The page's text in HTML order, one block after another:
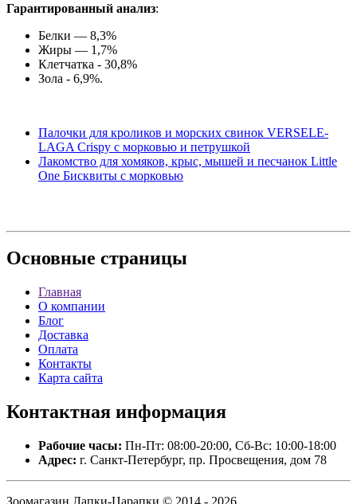
Гарантированный анализ:
Белки — 8,3%
Жиры — 1,7%
Клетчатка - 30,8%
Зола - 6,9%.
Палочки для кроликов и морских свинок VERSELE-
LAGA Crispy с морковью и петрушкой
Лакомство для хомяков, крыс, мышей и песчанок Little
One Бисквиты с морковью
Основные страницы
Главная
О компании
Блог
Доставка
Оплата
Контакты
Карта сайта
Контактная информация
Рабочие часы: Пн-Пт: 08:00-20:00, Сб-Вс: 10:00-18:00
Адрес: г. Санкт-Петербург, пр. Просвещения, дом 78